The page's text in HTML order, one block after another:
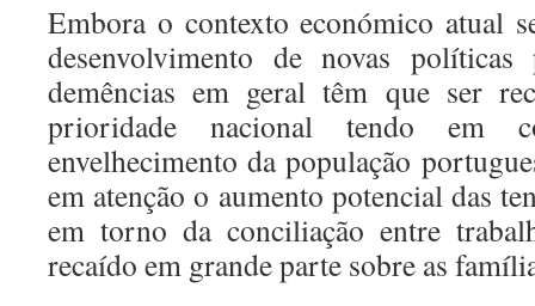
Embora o contexto económico atual
desenvolvimento de novas
demências em geral têm que ser
prioridade nacional tendo em
envelhecimento da população
em atenção o aumento potencial das
em torno da conciliação entre
recaído em grande parte sobre as